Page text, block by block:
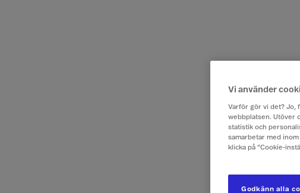
Vi använder
Varför gör vi det? Jo,
webbplatsen. Utöver
statistik och
samarbetar med
klicka på ”Cookie-
Godkänn alla